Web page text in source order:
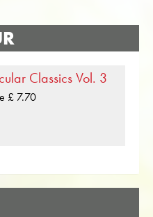
Classics Vol. 3
£ 7.70